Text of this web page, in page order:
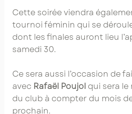
Cette soirée viendra
tournoi féminin qui se
dont les finales auront lieu
samedi 30.
Ce sera aussi l’occasion de
avec Rafaël Poujolqui sera le
du club à compter du mois
prochain.